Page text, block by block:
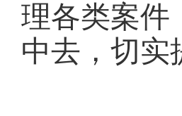
理各类案件
中去，切实